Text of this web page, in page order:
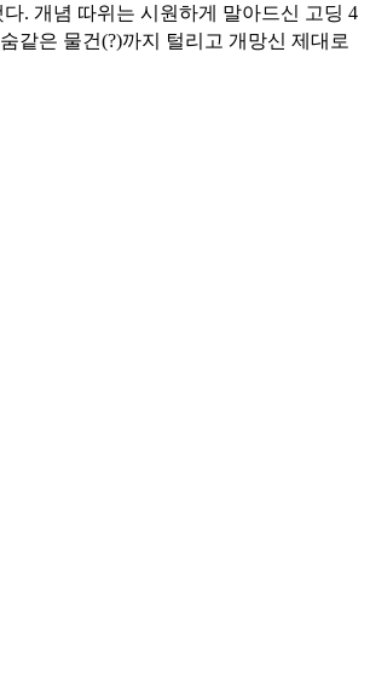
. 개념 따위는 시원하게 말아드신 고딩 4
같은 물건(?)까지 털리고 개망신 제대로